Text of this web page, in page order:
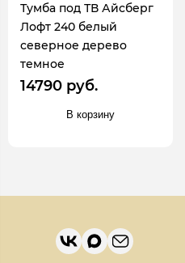
Тумба под ТВ Айсберг
Лофт 240 белый
северное дерево
темное
14790 руб.
В корзину